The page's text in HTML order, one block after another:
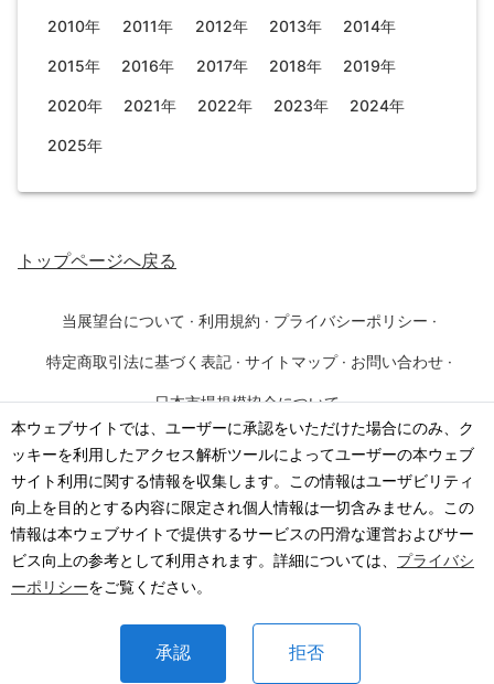
本ウェブサイトでは、ユーザーに承認をいただけた場合にのみ、ク
ッキーを利用したアクセス解析ツールによってユーザーの本ウェブ
サイト利用に関する情報を収集します。この情報はユーザビリティ
向上を目的とする内容に限定され個人情報は一切含みません。この
情報は本ウェブサイトで提供するサービスの円滑な運営およびサー
ビス向上の参考として利用されます。詳細については、 プライバシ
ーポリシーをご覧ください。
承認 拒否
2010年 2011年 2012年 2013年 2014年
2015年 2016年 2017年 2018年 2019年
2020年 2021年 2022年 2023年 2024年
2025年
トップページへ戻る
当展望台について · 利用規約 · プライバシーポリシー ·
特定商取引法に基づく表記 · サイトマップ · お問い合わせ ·
日本市場規模協会について
©2026· 一般社団法人 日本市場規模協会